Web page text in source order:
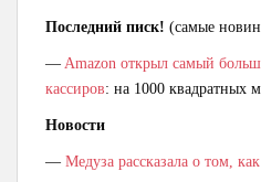
Последний писк! (самые
— Amazon открыл самый
кассиров: на 1000 квадратных
Новости
— Медуза рассказала о том,